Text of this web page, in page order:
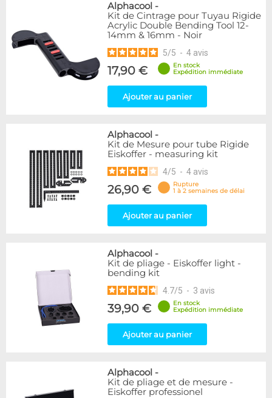
Alphacool -
Kit de Cintrage pour Tuyau Rigide
Acrylic Double Bending Tool 12-
14mm & 16mm - Noir
5/5 - 4 avis
17,90 €
En stock
Expédition immédiate
Ajouter au panier
Alphacool -
Kit de Mesure pour tube Rigide
Eiskoffer - measuring kit
4/5 - 4 avis
26,90 €
Rupture
1 à 2 semaines de délai
Ajouter au panier
Alphacool -
Kit de pliage - Eiskoffer light -
bending kit
4.7/5 - 3 avis
39,90 €
En stock
Expédition immédiate
Ajouter au panier
Alphacool -
Kit de pliage et de mesure -
Eiskoffer professionel